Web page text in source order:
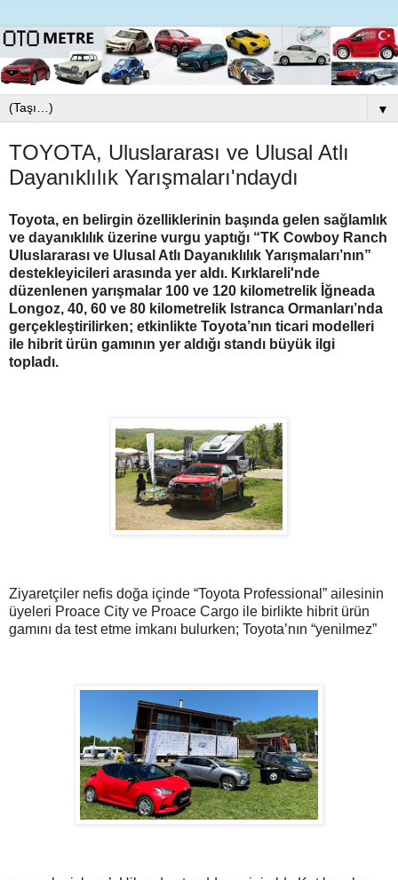
▼
TOYOTA, Uluslararası ve Ulusal Atlı
Dayanıklılık Yarışmaları'ndaydı
Toyota, en belirgin özelliklerinin başında gelen sağlamlık
ve dayanıklılık üzerine vurgu yaptığı “TK Cowboy Ranch
Uluslararası ve Ulusal Atlı Dayanıklılık Yarışmaları’nın”
destekleyicileri arasında yer aldı. Kırklareli'nde
düzenlenen yarışmalar 100 ve 120 kilometrelik İğneada
Longoz, 40, 60 ve 80 kilometrelik Istranca Ormanları’nda
gerçekleştirilirken; etkinlikte Toyota’nın ticari modelleri
ile hibrit ürün gamının yer aldığı standı büyük ilgi
topladı.
Ziyaretçiler nefis doğa içinde “Toyota Professional” ailesinin
üyeleri Proace City ve Proace Cargo ile birlikte hibrit ürün
gamını da test etme imkanı bulurken; Toyota’nın “yenilmez”